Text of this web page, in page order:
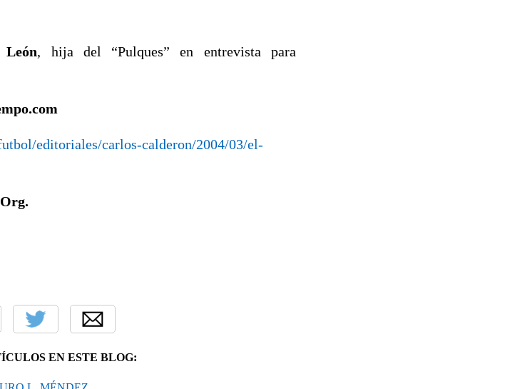
, hija del “Pulques” en entrevista para
editoriales/carlos-calderon/2004/03/el-
EN ESTE BLOG: